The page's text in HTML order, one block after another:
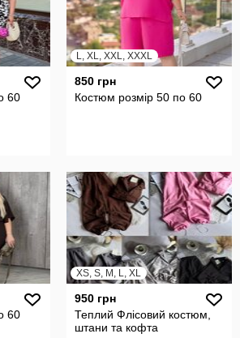
60
L, XL, XXL, XXXL
850 грн
Костюм розмір 50 по 60
60
XS, S, M, L, XL
950 грн
Теплий Флісовий костюм,
штани та кофта